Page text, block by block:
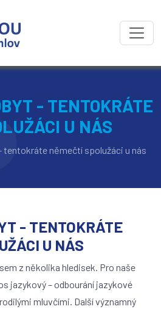
- TENTOKRÁTE
U NÁS
tentokráte němečtí spolužáci u nás
- TENTOKRÁTE
U NÁS
z několika hledisek. Pro naše
jazykový – odbourání jazykové
mluvčími. Další významný